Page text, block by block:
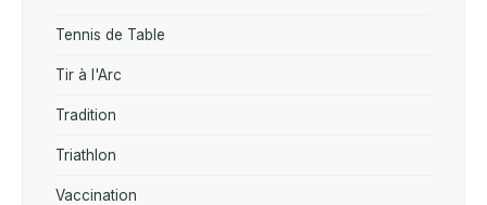
Tennis de Table
Tir à l'Arc
Tradition
Triathlon
Vaccination